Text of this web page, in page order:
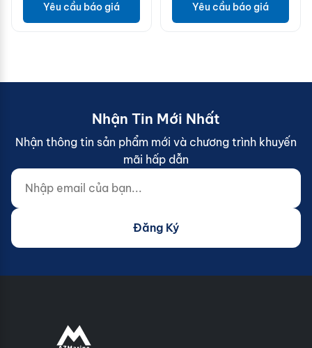
Yêu cầu báo giá Yêu cầu báo giá
Nhận Tin Mới Nhất
Nhận thông tin sản phẩm mới và chương trình khuyến
mãi hấp dẫn
Nhập email của bạn...
Website (do not fill)
Đăng Ký